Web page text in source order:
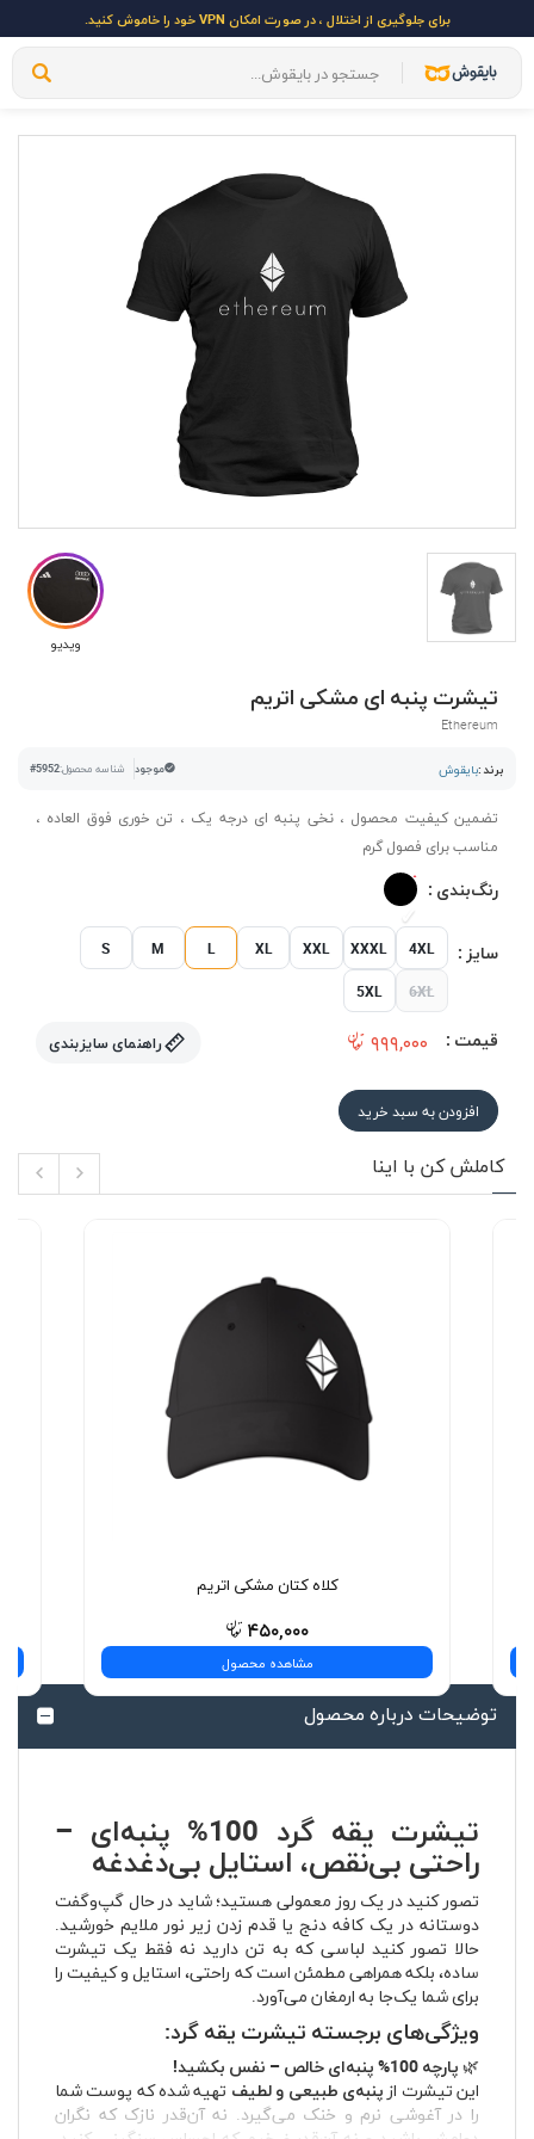
برای جلوگیری از اختلال ، در صورت امکان VPN خود را خاموش کنید.
ویدیو
تیشرت پنبه ای مشکی اتریم
Ethereum
برند :بایقوش موجود شناسه محصول:#5952
تضمین کیفیت محصول ، نخی پنبه ای درجه یک ، تن خوری فوق العاده ،
مناسب برای فصول گرم
رنگ‌بندی :
سایز : S M L XL XXL XXXL 4XL
5XL 6XL
قیمت : ۹۹۹,۰۰۰ راهنمای سایزبندی
افزودن به سبد خرید
کاملش کن با اینا
کلاه کتان مشکی اتریم
۴۵۰,۰۰۰
مشاهده محصول
توضیحات درباره محصول
تیشرت یقه گرد 100% پنبه‌ای –
راحتی بی‌نقص، استایل بی‌دغدغه
تصور کنید در یک روز معمولی هستید؛ شاید در حال گپ‌وگفت
دوستانه در یک کافه دنج یا قدم زدن زیر نور ملایم خورشید.
حالا تصور کنید لباسی که به تن دارید نه فقط یک تیشرت
ساده، بلکه همراهی مطمئن است که راحتی، استایل و کیفیت را
برای شما یک‌جا به ارمغان می‌آورد.
ویژگی‌های برجسته تیشرت یقه گرد:
🌿 پارچه 100% پنبه‌ای خالص – نفس بکشید!
این تیشرت از پنبه‌ی طبیعی و لطیف تهیه شده که پوست شما
را در آغوشی نرم و خنک می‌گیرد. نه آن‌قدر نازک که نگران